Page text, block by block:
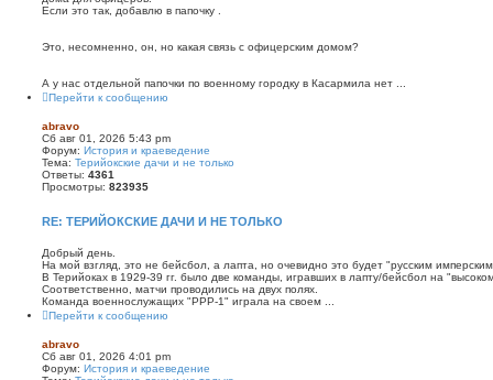
Если это так, добавлю в папочку .
Это, несомненно, он, но какая связь с офицерским домом?
А у нас отдельной папочки по военному городку в Касармила нет ...
Перейти к сообщению
abravo
Сб авг 01, 2026 5:43 pm
Форум: История и краеведение
Тема: Терийокские дачи и не только
Ответы: 4361
Просмотры: 823935
RE: ТЕРИЙОКСКИЕ ДАЧИ И НЕ ТОЛЬКО
Добрый день.
На мой взгляд, это не бейсбол, а лапта, но очевидно это будет "русским
В Терийоках в 1929-39 гг. было две команды, игравших в лапту/бейсбол на
Соответственно, матчи проводились на двух полях.
Команда военнослужащих "РРР-1" играла на своем ...
Перейти к сообщению
abravo
Сб авг 01, 2026 4:01 pm
Форум: История и краеведение